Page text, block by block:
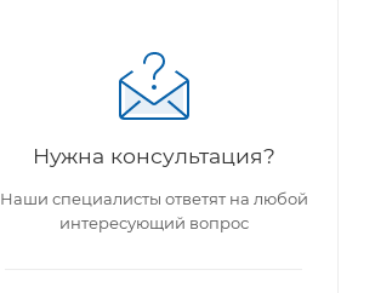
Нужна консультация?
Наши специалисты ответят на любой
интересующий вопрос